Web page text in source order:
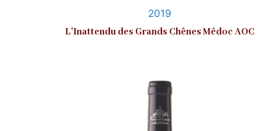
2019
L’Inattendu des Grands Chênes Médoc AOC